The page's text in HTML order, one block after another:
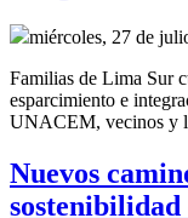
miércoles, 27 de
Familias de Lima Sur
esparcimiento e
UNACEM, vecinos y
Nuevos